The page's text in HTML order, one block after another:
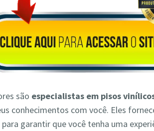
são especialistas em pisos
conhecimentos com você. Eles
para garantir que você tenha uma